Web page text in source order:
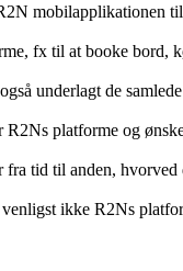
mobilapplikationen
fx til at booke bord,
underlagt de
platforme og
tid til anden,
ikke R2Ns